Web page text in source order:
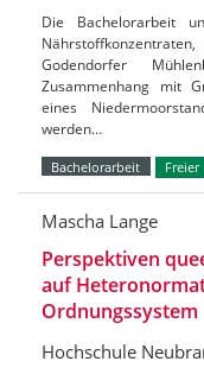
Die Bachelorarbeit
Godendorfer
Zusammenhang mit
eines
werden…
Bachelorarbeit Freier
Mascha Lange
Perspektiven
auf
Ordnungssystem
Hochschule